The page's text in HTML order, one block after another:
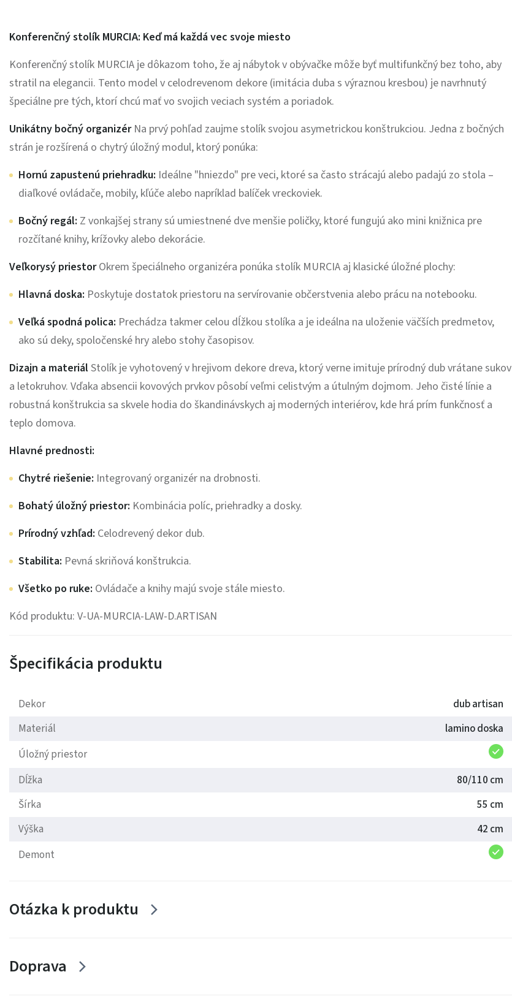
Konferenčný stolík MURCIA: Keď má každá vec svoje miesto
Konferenčný stolík MURCIA je dôkazom toho, že aj nábytok v obývačke môže byť multifunkčný bez toho, aby
stratil na elegancii. Tento model v celodrevenom dekore (imitácia duba s výraznou kresbou) je navrhnutý
špeciálne pre tých, ktorí chcú mať vo svojich veciach systém a poriadok.
Unikátny bočný organizérNa prvý pohľad zaujme stolík svojou asymetrickou konštrukciou. Jedna z bočných
strán je rozšírená o chytrý úložný modul, ktorý ponúka:
Hornú zapustenú priehradku: Ideálne "hniezdo" pre veci, ktoré sa často strácajú alebo padajú zo stola –
diaľkové ovládače, mobily, kľúče alebo napríklad balíček vreckoviek.
Bočný regál: Z vonkajšej strany sú umiestnené dve menšie poličky, ktoré fungujú ako mini knižnica pre
rozčítané knihy, krížovky alebo dekorácie.
Veľkorysý priestorOkrem špeciálneho organizéra ponúka stolík MURCIA aj klasické úložné plochy:
Hlavná doska: Poskytuje dostatok priestoru na servírovanie občerstvenia alebo prácu na notebooku.
Veľká spodná polica: Prechádza takmer celou dĺžkou stolíka a je ideálna na uloženie väčších predmetov,
ako sú deky, spoločenské hry alebo stohy časopisov.
Dizajn a materiál Stolík je vyhotovený v hrejivom dekore dreva, ktorý verne imituje prírodný dub vrátane sukov
a letokruhov. Vďaka absencii kovových prvkov pôsobí veľmi celistvým a útulným dojmom. Jeho čisté línie a
robustná konštrukcia sa skvele hodia do škandinávskych aj moderných interiérov, kde hrá prím funkčnosť a
teplo domova.
Hlavné prednosti:
Chytré riešenie: Integrovaný organizér na drobnosti.
Bohatý úložný priestor: Kombinácia políc, priehradky a dosky.
Prírodný vzhľad: Celodrevený dekor dub.
Stabilita: Pevná skriňová konštrukcia.
Všetko po ruke: Ovládače a knihy majú svoje stále miesto.
Kód produktu: V-UA-MURCIA-LAW-D.ARTISAN
Špecifikácia produktu
Dekor
dub artisan
Materiál
lamino doska
Úložný priestor
Dĺžka
80/110 cm
Šírka
55 cm
Výška
42 cm
Demont
Otázka k produktu
Doprava